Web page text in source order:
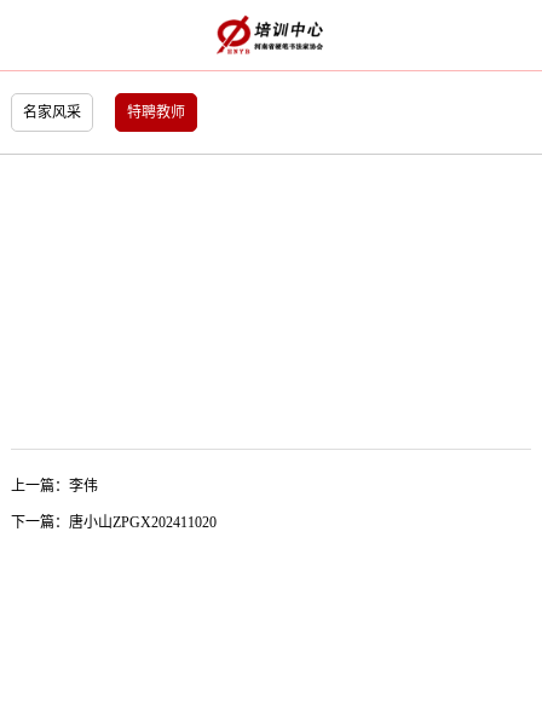
名家风采 特聘教师
上一篇： 李伟
下一篇： 唐⼩⼭ZPGX202411020